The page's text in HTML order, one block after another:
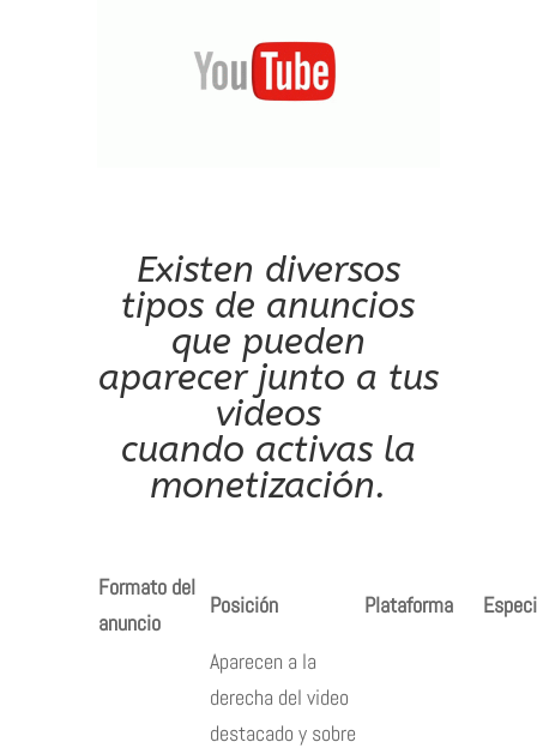
Existen diversos
tipos de anuncios
que pueden
aparecer junto a tus
videos
cuando activas la
monetización.
Formato del
anuncio
Posición Plataforma
Aparecen a la
derecha del video
destacado y sobre